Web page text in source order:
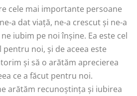
cele mai importante persoane
a dat viață, ne-a crescut și ne-a
iubim pe noi înșine. Ea este cel
noi, și de aceea este
și să o arătăm aprecierea
ce a făcut pentru noi.
arătăm recunoștința și iubirea